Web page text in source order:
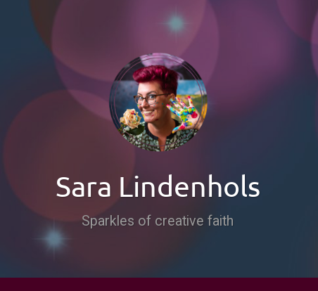
Sara Lindenhols
Sparkles of creative faith